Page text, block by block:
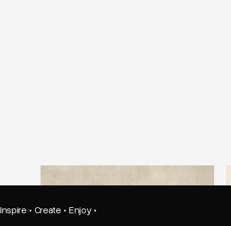
Ariostea Ultra Clays Pearl Clay
Inspire · Create · Enjoy ·